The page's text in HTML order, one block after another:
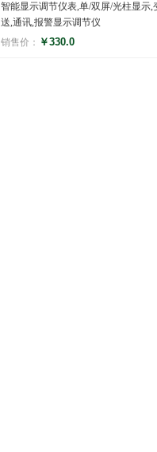
智能显示调节仪表,单/双屏/光柱显示,
送,通讯,报警显示调节仪
销售价： ￥330.0